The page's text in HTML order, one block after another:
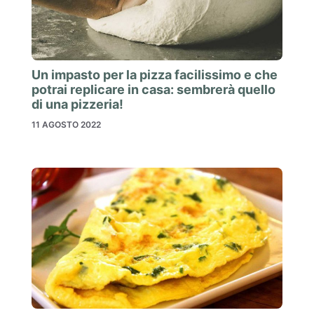
Un impasto per la pizza facilissimo e che
potrai replicare in casa: sembrerà quello
di una pizzeria!
11 AGOSTO 2022